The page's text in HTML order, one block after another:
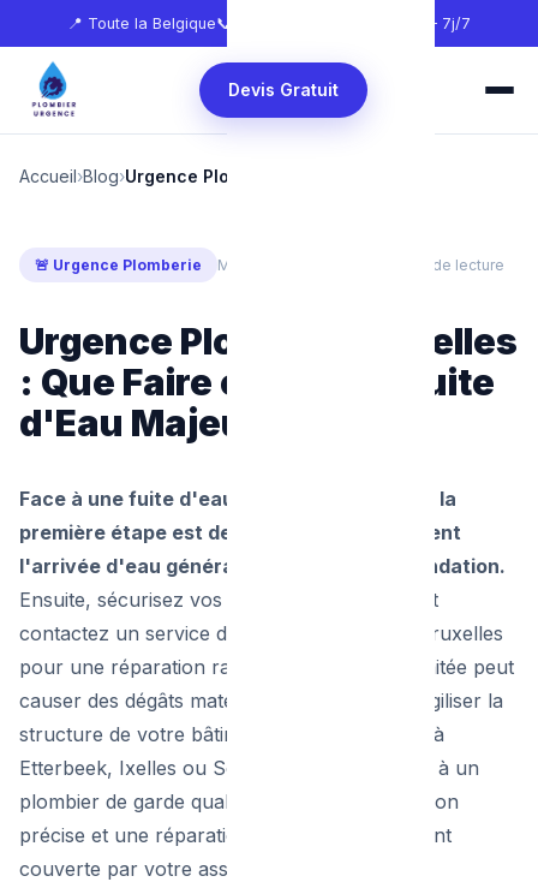
📍 Toute la Belgique📞 🕐 24h/24 — 7j/7
Devis Gratuit
Accueil›Blog›Urgence Plombier Bruxelles
🚨 Urgence Plomberie Mis à jour : juillet 2026 ⏱ 8 min de lecture
Urgence Plombier Bruxelles
: Que Faire en Cas de Fuite
d'Eau Majeure ?
Face à une fuite d'eau majeure à Bruxelles, la
première étape est de coupez immédiatement
l'arrivée d'eau générale pour stopper l'inondation.
Ensuite, sécurisez vos appareils électriques et
contactez un service d'urgence plombier à Bruxelles
pour une réparation rapide. Une fuite non traitée peut
causer des dégâts matériels importants et fragiliser la
structure de votre bâtiment. Que vous soyez à
Etterbeek, Ixelles ou Schaerbeek, faire appel à un
plombier de garde qualifié garantit une détection
précise et une réparation durable, très souvent
couverte par votre assurance habitation.